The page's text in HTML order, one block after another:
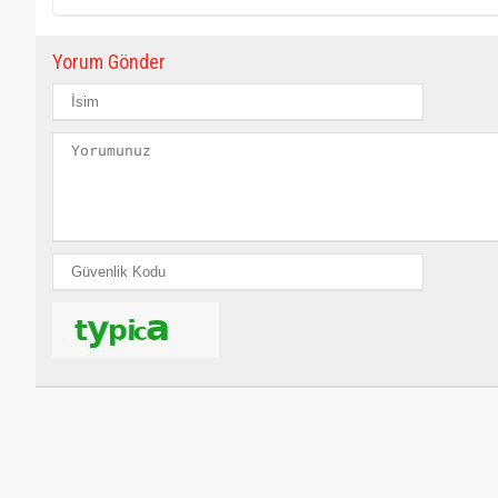
Yorum Gönder